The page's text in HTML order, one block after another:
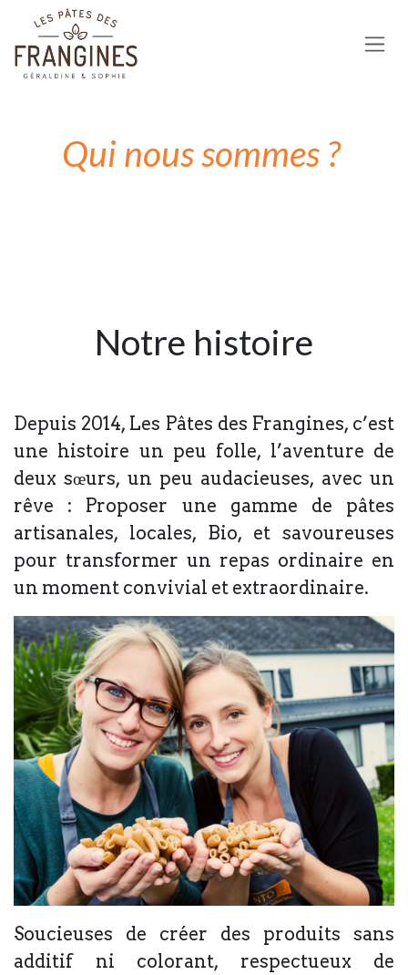
Se rendre au contenu
Qui nous sommes ?
Notre histoire
Depuis 2014, Les Pâtes des Frangines, c’est
une histoire un peu folle, l’aventure de
deux sœurs, un peu audacieuses, avec un
rêve : Proposer une gamme de pâtes
artisanales, locales, Bio, et savoureuses
pour transformer un repas ordinaire en
un moment convivial et extraordinaire.
Soucieuses de créer des produits sans
additif ni colorant, respectueux de